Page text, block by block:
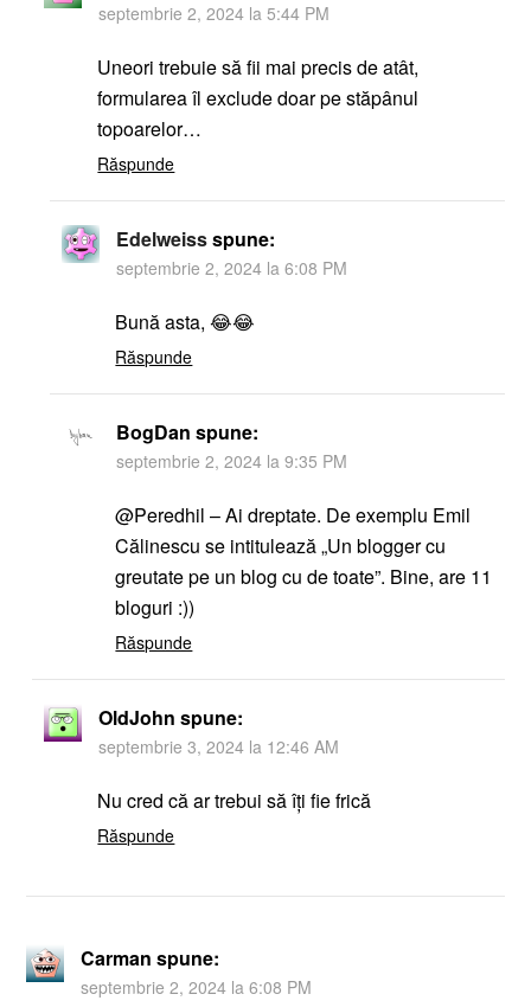
septembrie 2, 2024 la 5:44 PM
Uneori trebuie să fii mai precis de atât,
formularea îl exclude doar pe stăpânul
topoarelor…
Răspunde
Edelweissspune:
septembrie 2, 2024 la 6:08 PM
Bună asta, 😂😂
Răspunde
BogDan spune:
septembrie 2, 2024 la 9:35 PM
@Peredhil – Ai dreptate. De exemplu Emil
Călinescu se intitulează „Un blogger cu
greutate pe un blog cu de toate”. Bine, are 11
bloguri :))
Răspunde
OldJohn spune:
septembrie 3, 2024 la 12:46 AM
Nu cred că ar trebui să îți fie frică
Răspunde
Carman spune:
septembrie 2, 2024 la 6:08 PM